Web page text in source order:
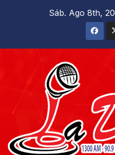
Sáb. Ago 8th,